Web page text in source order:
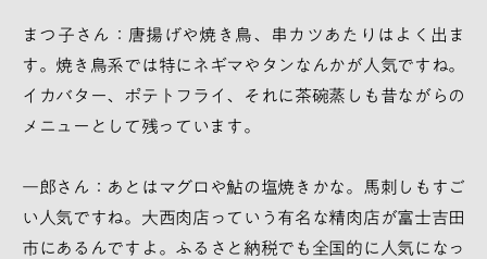
まつ子さん：唐揚げや焼き鳥、串カツあたりはよく出ま
す。焼き鳥系では特にネギマやタンなんかが人気ですね。
イカバター、ポテトフライ、それに茶碗蒸しも昔ながらの
メニューとして残っています。
一郎さん：あとはマグロや鮎の塩焼きかな。馬刺しもすご
い人気ですね。大西肉店っていう有名な精肉店が富士吉田
市にあるんですよ。ふるさと納税でも全国的に人気になっ